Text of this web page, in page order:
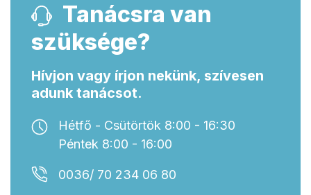
Tanácsra van
szüksége?
Hívjon vagy írjon nekünk, szívesen
adunk tanácsot.
Hétfő - Csütörtök 8:00 - 16:30
Péntek 8:00 - 16:00
0036/ 70 234 06 80